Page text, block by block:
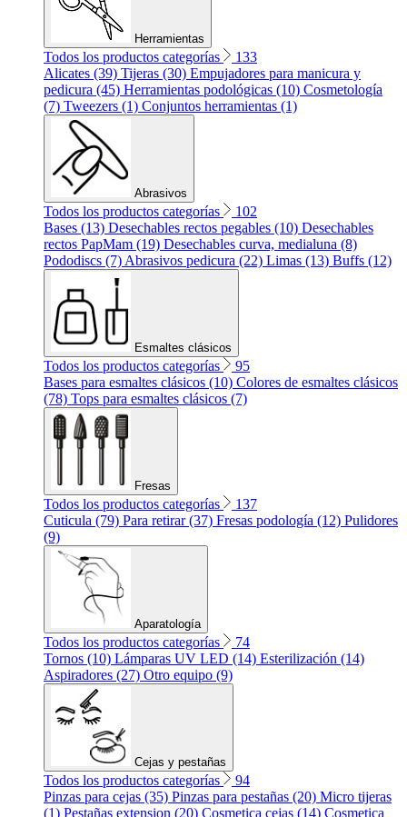
Herramientas
Todos los productos categorías
133
Alicates (39) Tijeras (30) Empujadores para manicura y
pedicura (45) Herramientas podológicas (10) Cosmetología
(7) Tweezers (1) Conjuntos herramientas (1)
Abrasivos
Todos los productos categorías
102
Bases (13) Desechables rectos pegables (10) Desechables
rectos PapMam (19) Desechables curva, medialuna (8)
Pododiscs (7) Abrasivos pedicura (22) Limas (13) Buffs (12)
Esmaltes clásicos
Todos los productos categorías
95
Bases para esmaltes clásicos (10) Colores de esmaltes clásicos
(78) Tops para esmaltes clásicos (7)
Fresas
Todos los productos categorías
137
Cuticula (79) Para retirar (37) Fresas podología (12) Pulidores
(9)
Aparatología
Todos los productos categorías
74
Tornos (10) Lámparas UV LED (14) Esterilización (14)
Aspiradores (27) Otro equipo (9)
Cejas y pestañas
Todos los productos categorías
94
Pinzas para cejas (35) Pinzas para pestañas (20) Micro tijeras
(1) Pestañas extension (20) Cosmetica cejas (14) Cosmetica